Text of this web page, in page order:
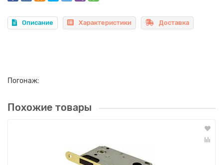
Описание Характеристики Доставка
Погонаж:
Похожие товары